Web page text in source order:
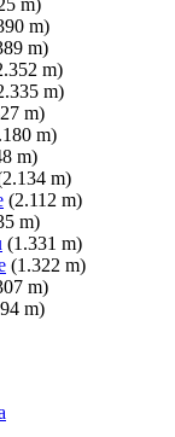
m)
m)
m)
m)
m)
m)
m)
m)
m)
(2.112 m)
m)
(1.331 m)
(1.322 m)
m)
m)